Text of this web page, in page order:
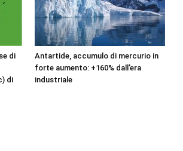
di
di
Antartide, accumulo di mercurio in
forte aumento: +160% dall’era
industriale